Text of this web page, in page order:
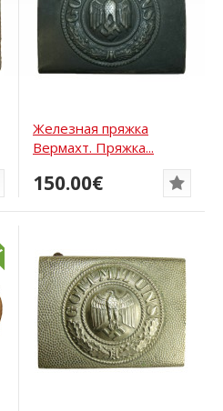
Железная пряжка
Вермахт. Пряжка...
150.00€